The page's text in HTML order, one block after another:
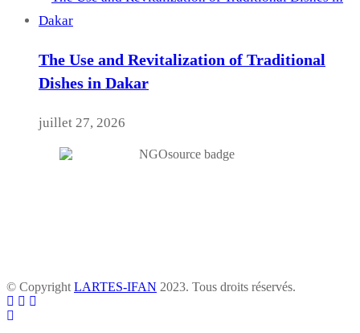
The Use and Revitalization of Traditional
Dishes in Dakar
juillet 27, 2026
© Copyright LARTES-IFAN 2023. Tous droits réservés.